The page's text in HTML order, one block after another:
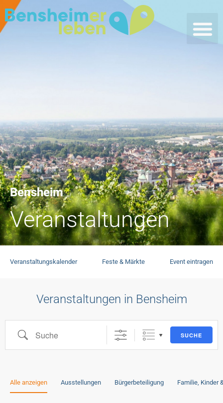
Bensheim
Veranstaltungen
Veranstaltungskalender Feste & Märkte Event eintragen
Veranstaltungen in Bensheim
SUCHE
Alle anzeigen Ausstellungen Bürgerbeteiligung Familie, Kinder